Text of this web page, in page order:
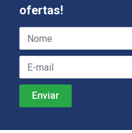
ofertas!